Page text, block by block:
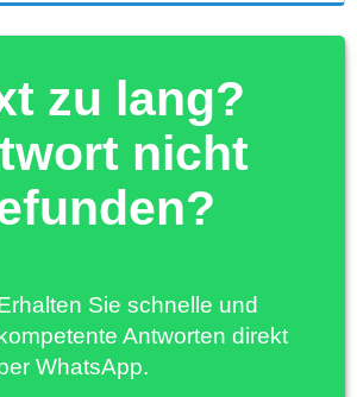
zu lang?
nicht
Sie schnelle und
Antworten direkt
WhatsApp.